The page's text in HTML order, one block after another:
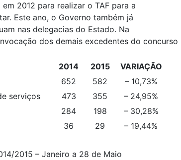
2012 para realizar o TAF para a
Este ano, o Governo também já
nas delegacias do Estado. Na
dos demais excedentes do concurso
2014 2015
VARIAÇÃO
652 582
– 10,73%
serviços
473 355
– 24,95%
284 198
– 30,28%
36 29 – 19,44%
2015 – Janeiro a 28 de Maio